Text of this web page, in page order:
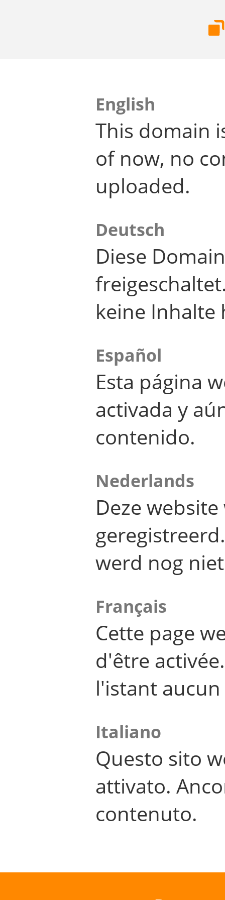
English
This domain
of now, no
uploaded.
Deutsch
Diese
keine Inhalte
Español
Esta página
activada y
contenido.
Nederlands
Deze
werd nog
Français
Cette page
d'être
l'istant
Italiano
Questo sito
attivato.
contenuto.